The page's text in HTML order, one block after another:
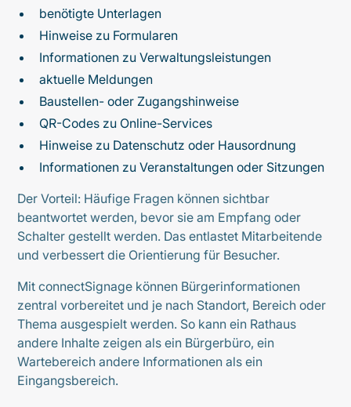
benötigte Unterlagen
Hinweise zu Formularen
Informationen zu Verwaltungsleistungen
aktuelle Meldungen
Baustellen- oder Zugangshinweise
QR-Codes zu Online-Services
Hinweise zu Datenschutz oder Hausordnung
Informationen zu Veranstaltungen oder Sitzungen
Der Vorteil: Häufige Fragen können sichtbar
beantwortet werden, bevor sie am Empfang oder
Schalter gestellt werden. Das entlastet Mitarbeitende
und verbessert die Orientierung für Besucher.
Mit connectSignage können Bürgerinformationen
zentral vorbereitet und je nach Standort, Bereich oder
Thema ausgespielt werden. So kann ein Rathaus
andere Inhalte zeigen als ein Bürgerbüro, ein
Wartebereich andere Informationen als ein
Eingangsbereich.